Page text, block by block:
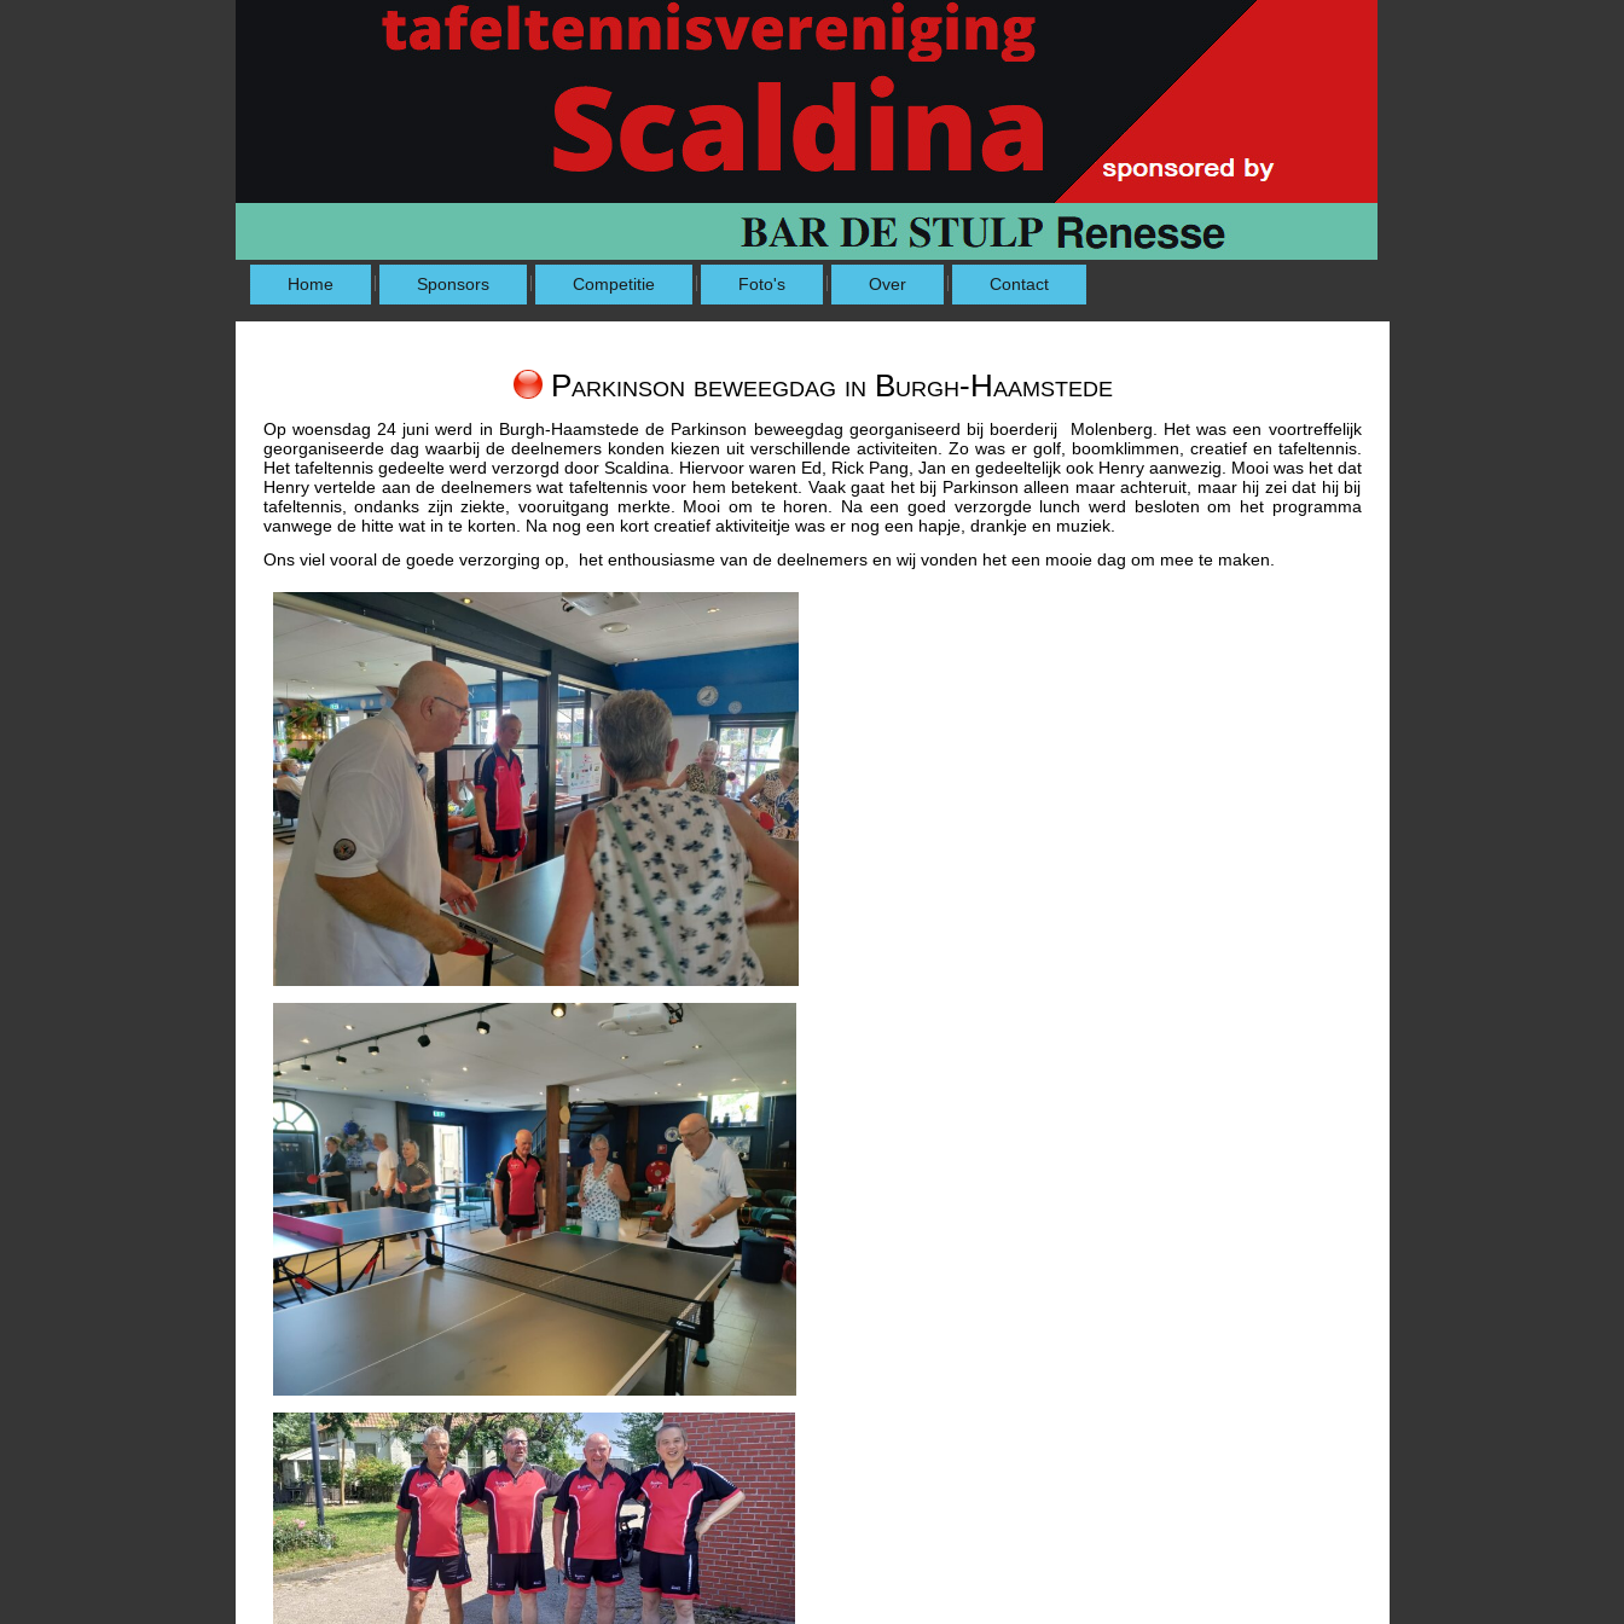
Home Sponsors Competitie Foto's Over Contact
Parkinson beweegdag in Burgh-Haamstede
Op woensdag 24 juni werd in Burgh-Haamstede de Parkinson beweegdag georganiseerd bij boerderij Molenberg. Het was een voortreffelijk
georganiseerde dag waarbij de deelnemers konden kiezen uit verschillende activiteiten. Zo was er golf, boomklimmen, creatief en tafeltennis.
Het tafeltennis gedeelte werd verzorgd door Scaldina. Hiervoor waren Ed, Rick Pang, Jan en gedeeltelijk ook Henry aanwezig. Mooi was het dat
Henry vertelde aan de deelnemers wat tafeltennis voor hem betekent. Vaak gaat het bij Parkinson alleen maar achteruit, maar hij zei dat hij bij
tafeltennis, ondanks zijn ziekte, vooruitgang merkte. Mooi om te horen. Na een goed verzorgde lunch werd besloten om het programma
vanwege de hitte wat in te korten. Na nog een kort creatief aktiviteitje was er nog een hapje, drankje en muziek.
Ons viel vooral de goede verzorging op, het enthousiasme van de deelnemers en wij vonden het een mooie dag om mee te maken.